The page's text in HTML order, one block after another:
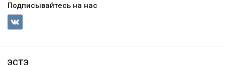
Подписывайтесь на нас
ЭСТЭ